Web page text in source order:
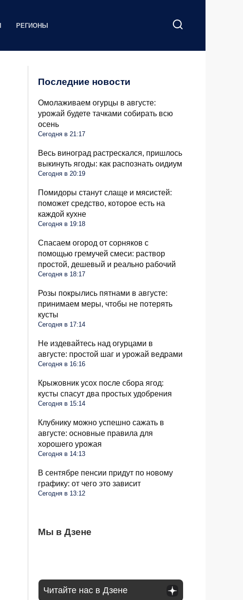
РЕГИОНЫ
Последние новости
Омолаживаем огурцы в августе:
урожай будете тачками собирать всю
осень
Сегодня в 21:17
Весь виноград растрескался, пришлось
выкинуть ягоды: как распознать оидиум
Сегодня в 20:19
Помидоры станут слаще и мясистей:
поможет средство, которое есть на
каждой кухне
Сегодня в 19:18
Спасаем огород от сорняков с
помощью гремучей смеси: раствор
простой, дешевый и реально рабочий
Сегодня в 18:17
Розы покрылись пятнами в августе:
принимаем меры, чтобы не потерять
кусты
Сегодня в 17:14
Не издевайтесь над огурцами в
августе: простой шаг и урожай ведрами
Сегодня в 16:16
Крыжовник усох после сбора ягод:
кусты спасут два простых удобрения
Сегодня в 15:14
Клубнику можно успешно сажать в
августе: основные правила для
хорошего урожая
Сегодня в 14:13
В сентябре пенсии придут по новому
графику: от чего это зависит
Сегодня в 13:12
Мы в Дзене
Омолаживаем огурцы в августе: урожай
будете тачками собирать всю осень
Весь виноград растрескался, пришлось
Помидоры станут слаще и мясистей:
Читайте нас в Дзене